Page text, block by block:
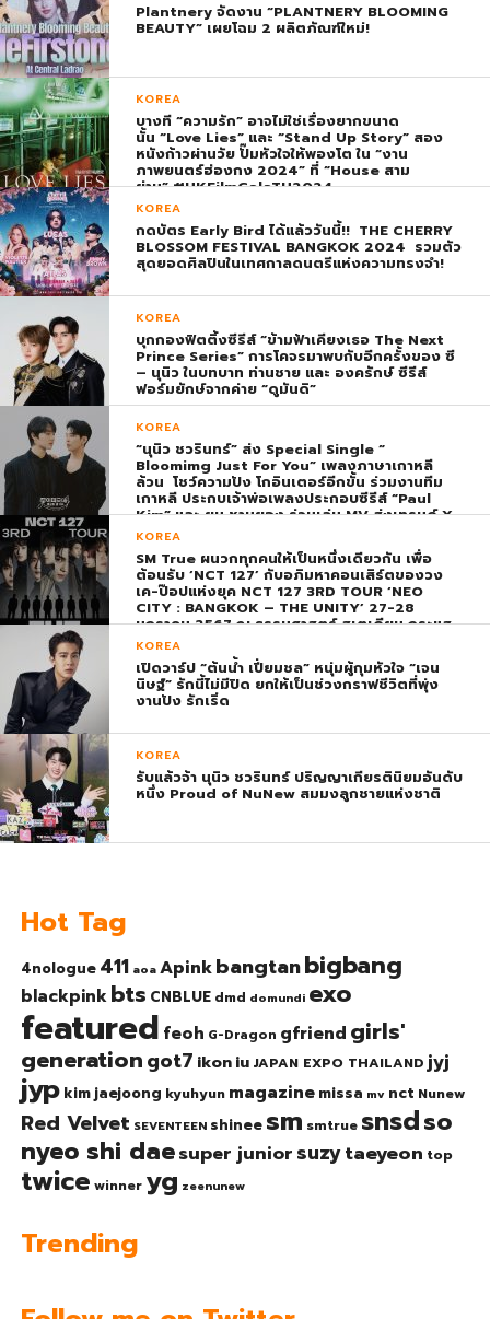
Plantnery จัดงาน “PLANTNERY BLOOMING
BEAUTY” เผยโฉม 2 ผลิตภัณฑ์ใหม่!
KOREA
บางที “ความรัก” อาจไม่ใช่เรื่องยากขนาด
นั้น “Love Lies” และ “Stand Up Story” สอง
หนังก้าวผ่านวัย ปั๊มหัวใจให้พองโต ใน “งาน
ภาพยนตร์ฮ่องกง 2024” ที่ “House สาม
ย่าน” #HKFilmGalaTH2024
KOREA
กดบัตร Early Bird ได้แล้ววันนี้!! THE CHERRY
BLOSSOM FESTIVAL BANGKOK 2024 รวมตัว
สุดยอดศิลปินในเทศกาลดนตรีแห่งความทรงจำ!
KOREA
บุกกองฟิตติ้งซีรีส์ “ข้ามฟ้าเคียงเธอ The Next
Prince Series” การโคจรมาพบกับอีกครั้งของ ซี
– นุนิว ในบทบาท ท่านชาย และ องครักษ์ ซีรีส์
ฟอร์มยักษ์จากค่าย “ดูมันดิ”
KOREA
“นุนิว ชวรินทร์” ส่ง Special Single “
Bloomimg Just For You” เพลงภาษาเกาหลี
ล้วน โชว์ความปัง โกอินเตอร์อีกขั้น ร่วมงานทีม
เกาหลี ประกบเจ้าพ่อเพลงประกอบซีรีส์ “Paul
Kim” และ ยุน ชานยอง ร่วมเล่น MV ส่งเทรนด์ X
พุ่ง ติดอันดับ 1 โลก
KOREA
SM True ผนวกทุกคนให้เป็นหนึ่งเดียวกัน เพื่อ
ต้อนรับ ‘NCT 127’ กับอภิมหาคอนเสิร์ตของวง
เค-ป๊อปแห่งยุค NCT 127 3RD TOUR ‘NEO
CITY : BANGKOK – THE UNITY’ 27-28
มกราคม 2567 ณ ธรรมศาสตร์ สเตเดียม กระแส
ตอบรับยิ่งใหญ่สมการรอคอย บัตร SOLD OUT
ทุกที่นั่งทันทีที่เปิดจำหน่าย !
KOREA
เปิดวาร์ป “ต้นน้ำ เปี่ยมชล” หนุ่มผู้กุมหัวใจ “เจน
นิษฐ์” รักนี้ไม่มีปิด ยกให้เป็นช่วงกราฟชีวิตที่พุ่ง
งานปัง รักเริ่ด
KOREA
รับแล้วจ้า นุนิว ชวรินทร์ ปริญญาเกียรตินิยมอันดับ
หนึ่ง Proud of NuNew สมมงลูกชายแห่งชาติ
Hot Tag
4nologue 411 aoa Apinkbangtanbigbang
blackpinkbts CNBLUE dmd domundi exo
featured feoh G-Dragon gfriend girls'
generationgot7 ikoniu JAPAN EXPO THAILAND jyj
jyp kim jaejoong kyuhyun magazine missa mv nct Nunew
Red Velvet SEVENTEEN shinee sm smtrue snsdso
nyeo shi daesuper junior suzytaeyeon top
twice winner yg zeenunew
Trending